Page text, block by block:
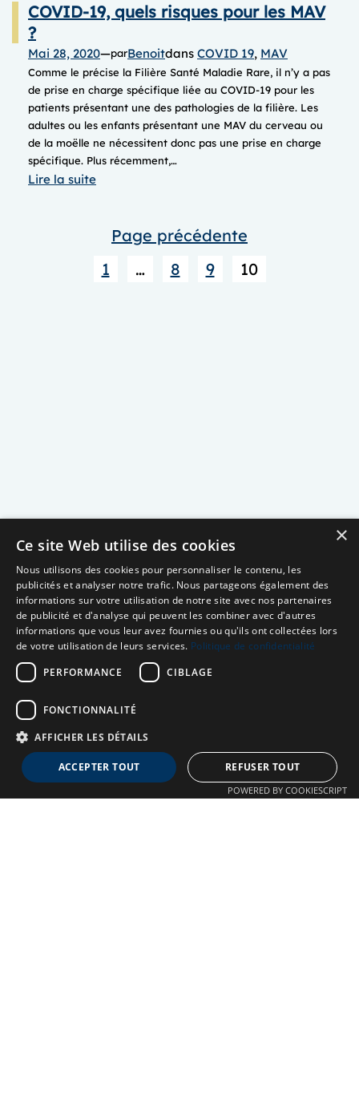
COVID-19, quels risques pour les MAV
?
Mai 28, 2020—parBenoitdans COVID 19, MAV
Comme le précise la Filière Santé Maladie Rare, il n’y a pas
de prise en charge spécifique liée au COVID-19 pour les
patients présentant une des pathologies de la filière. Les
adultes ou les enfants présentant une MAV du cerveau ou
de la moëlle ne nécessitent donc pas une prise en charge
spécifique. Plus récemment,…
Lire la suite:
quels
pour
Page précédente
1
… 8 9 10
Neuro MAV France
Association dédiée aux patients souffrant de Malformations
×
Ce site Web utilise des cookies
Nous utilisons des cookies pour personnaliser le contenu, les
publicités et analyser notre trafic. Nous partageons également des
informations sur votre utilisation de notre site avec nos partenaires
de publicité et d'analyse qui peuvent les combiner avec d'autres
informations que vous leur avez fournies ou qu'ils ont collectées lors
de votre utilisation de leurs services. Politique de confidentialité
PERFORMANCE
CIBLAGE
FONCTIONNALITÉ
AFFICHER LES DÉTAILS
ACCEPTER TOUT REFUSER TOUT
POWERED BY COOKIESCRIPT